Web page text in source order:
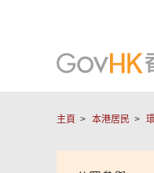
主頁 本港居民